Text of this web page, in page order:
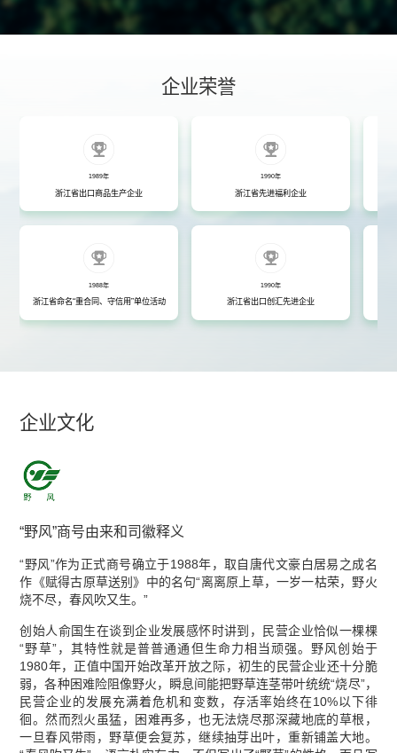
企业荣誉
1989年
浙江省出口商品生产企业
1990年
浙江省先进福利企业
1988年
浙江省命名“重合同、守信用”单位活动
1990年
浙江省出口创汇先进企业
企业文化
“野风”商号由来和司徽释义
“野风”作为正式商号确立于1988年，取自唐代文豪白居易之成名
作《赋得古原草送别》中的名句“离离原上草，一岁一枯荣，野火
烧不尽，春风吹又生。”
创始人俞国生在谈到企业发展感怀时讲到，民营企业恰似一棵棵
“野草”，其特性就是普普通通但生命力相当顽强。野风创始于
1980年，正值中国开始改革开放之际，初生的民营企业还十分脆
弱，各种困难险阻像野火，瞬息间能把野草连茎带叶统统“烧尽”，
民营企业的发展充满着危机和变数，存活率始终在10%以下徘
徊。然而烈火虽猛，困难再多，也无法烧尽那深藏地底的草根，
一旦春风带雨，野草便会复苏，继续抽芽出叶，重新铺盖大地。